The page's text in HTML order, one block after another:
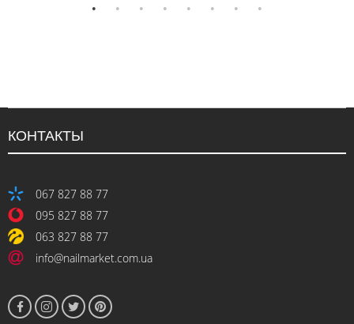
КОНТАКТЫ
067 827 88 77
095 827 88 77
063 827 88 77
info@nailmarket.com.ua